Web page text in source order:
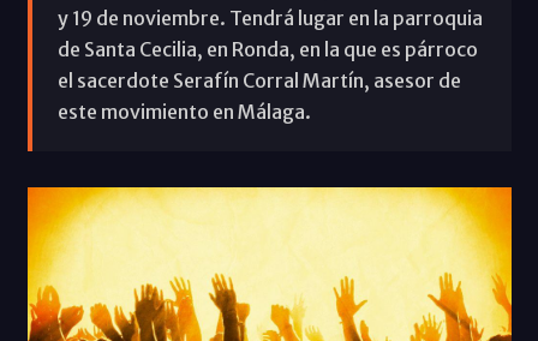
y 19 de noviembre. Tendrá lugar en la parroquia
de Santa Cecilia, en Ronda, en la que es párroco
el sacerdote Serafín Corral Martín, asesor de
este movimiento en Málaga.